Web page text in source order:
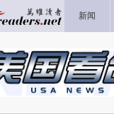
新闻